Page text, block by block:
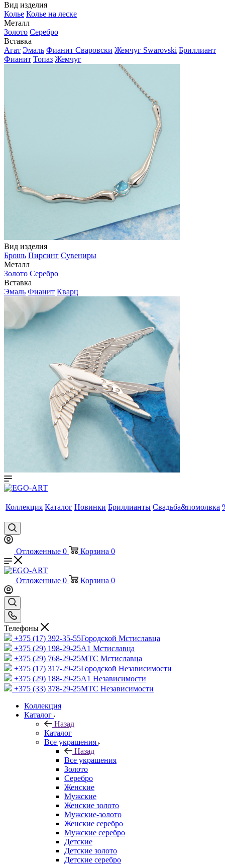
Вид изделия
Колье Колье на леске
Металл
Золото Серебро
Вставка
Агат Эмаль Фианит Сваровски Жемчуг Swarovski Бриллиант
Фианит Топаз Жемчуг
Вид изделия
Брошь Пирсинг Сувениры
Металл
Золото Серебро
Вставка
Эмаль Фианит Кварц
Коллекция Каталог Новинки Бриллианты Свадьба&помолвка
Отложенные 0 Корзина 0
Отложенные 0 Корзина 0
Телефоны
+375 (17) 392-35-55Городской Мстиславца
+375 (29) 198-29-25A1 Мстиславца
+375 (29) 768-29-25МТС Мстиславца
+375 (17) 317-29-25Городской Независимости
+375 (29) 188-29-25A1 Независимости
+375 (33) 378-29-25МТС Независимости
Коллекция
Каталог
Назад
Каталог
Все украшения
Назад
Все украшения
Золото
Серебро
Женские
Мужские
Женские золото
Мужские-золото
Женские серебро
Мужские серебро
Детские
Детские золото
Детские серебро